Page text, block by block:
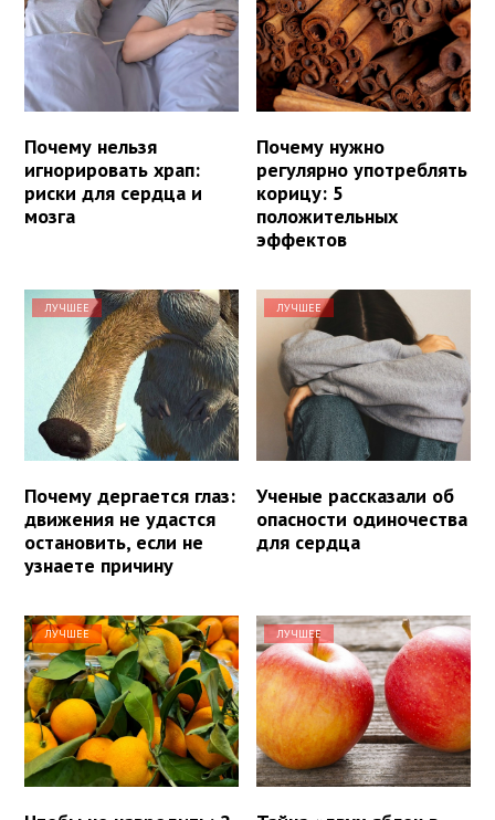
Почему нельзя
игнорировать храп:
риски для сердца и
мозга
Почему нужно
регулярно употреблять
корицу: 5
положительных
эффектов
ЛУЧШЕЕ
Почему дергается глаз:
движения не удастся
остановить, если не
узнаете причину
ЛУЧШЕЕ
Ученые рассказали об
опасности одиночества
для сердца
ЛУЧШЕЕ ЛУЧШЕЕ